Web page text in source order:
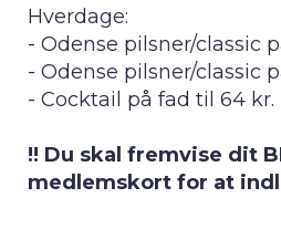
Hverdage:
- Odense pilsner/classic
- Odense pilsner/classic
- Cocktail på fad til 64 kr.
!! Du skal fremvise dit
medlemskort for at